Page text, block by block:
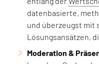
datenbasierte,
und überzeugst
Lösungsansätzen,
Moderation &